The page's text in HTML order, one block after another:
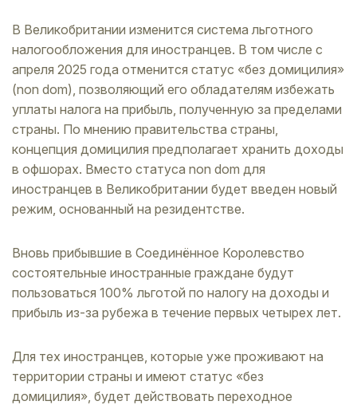
В Великобритании изменится система льготного
налогообложения для иностранцев. В том числе с
апреля 2025 года отменится статус «без домицилия»
(non dom), позволяющий его обладателям избежать
уплаты налога на прибыль, полученную за пределами
страны. По мнению правительства страны,
концепция домицилия предполагает хранить доходы
в офшорах. Вместо статуса non dom для
иностранцев в Великобритании будет введен новый
режим, основанный на резидентстве.
Вновь прибывшие в Соединённое Королевство
состоятельные иностранные граждане будут
пользоваться 100% льготой по налогу на доходы и
прибыль из-за рубежа в течение первых четырех лет.
Для тех иностранцев, которые уже проживают на
территории страны и имеют статус «без
домицилия», будет действовать переходное